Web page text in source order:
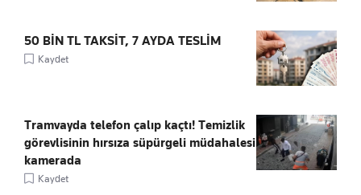
50 BİN TL TAKSİT, 7 AYDA TESLİM
Kaydet
Tramvayda telefon çalıp kaçtı! Temizlik
görevlisinin hırsıza süpürgeli müdahalesi
kamerada
Kaydet